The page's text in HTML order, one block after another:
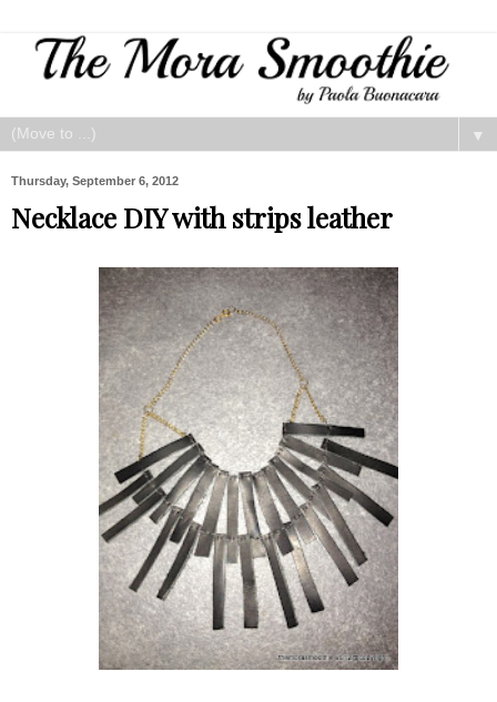
▼
Thursday, September 6, 2012
Necklace DIY with strips leather